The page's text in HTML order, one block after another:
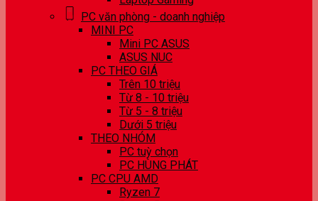
PC văn phòng - doanh nghiệp
MINI PC
Mini PC ASUS
ASUS NUC
PC THEO GIÁ
Trên 10 triệu
Từ 8 - 10 triệu
Từ 5 - 8 triệu
Dưới 5 triệu
THEO NHÓM
PC tuỳ chọn
PC HÙNG PHÁT
PC CPU AMD
Ryzen 7